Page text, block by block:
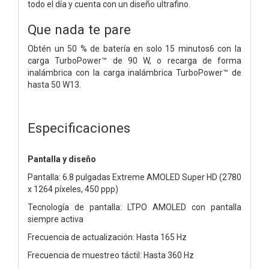
todo el día y cuenta con un diseño ultrafino.
Que nada te pare
Obtén un 50 % de batería en solo 15 minutos6 con la
carga TurboPower™ de 90 W, o recarga de forma
inalámbrica con la carga inalámbrica TurboPower™ de
hasta 50 W13.
Especificaciones
Pantalla y diseño
Pantalla: 6.8 pulgadas Extreme AMOLED Super HD (2780
x 1264 píxeles, 450 ppp)
Tecnología de pantalla: LTPO AMOLED con pantalla
siempre activa
Frecuencia de actualización: Hasta 165 Hz
Frecuencia de muestreo táctil: Hasta 360 Hz